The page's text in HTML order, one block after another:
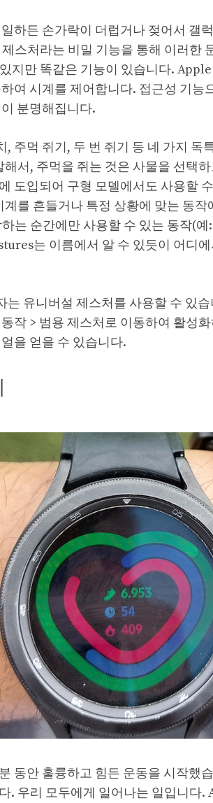
하든 손가락이 더럽거나 젖어서 갤
스처라는 비밀 기능을 통해 이러한
지만 똑같은 기능이 있습니다.
여 시계를 제어합니다. 접근성 기
분명해집니다.
, 주먹 쥐기, 두 번 쥐기 등 네 가지
서, 주먹을 쥐는 것은 사물을 선택
도입되어 구형 모델에서도 사용할
를 흔들거나 특정 상황에 맞는 동
는 순간에만 사용할 수 있는 동작(
는 이름에서 알 수 있듯이 어디
는 유니버설 제스처를 사용할 수 있
작 > 범용 제스처로 이동하여 활성
을 얻을 수 있습니다.
동안 훌륭하고 힘든 운동을 시작
. 우리 모두에게 일어나는 일입니다